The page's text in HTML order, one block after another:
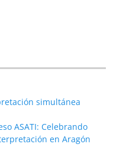
simultánea
ASATI: Celebrando
en Aragón